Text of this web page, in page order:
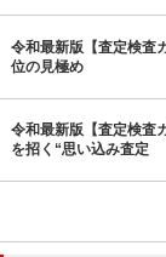
令和最新版【査定検査
位の見極め
令和最新版【査定検査
を招く“思い込み査定